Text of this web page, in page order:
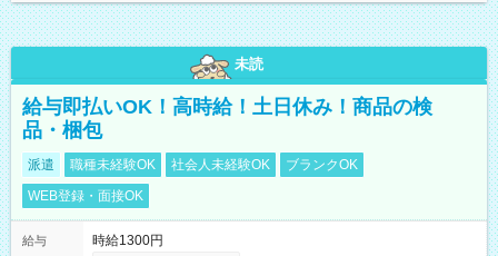
未読
給与即払いOK！高時給！土日休み！商品の検
品・梱包
派遣 職種未経験OK 社会人未経験OK
ブランクOK
WEB登録・面接OK
給与
時給1300円